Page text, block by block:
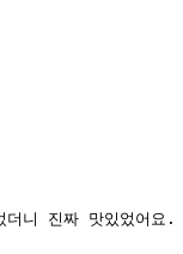
더니 진짜 맛있었어요.